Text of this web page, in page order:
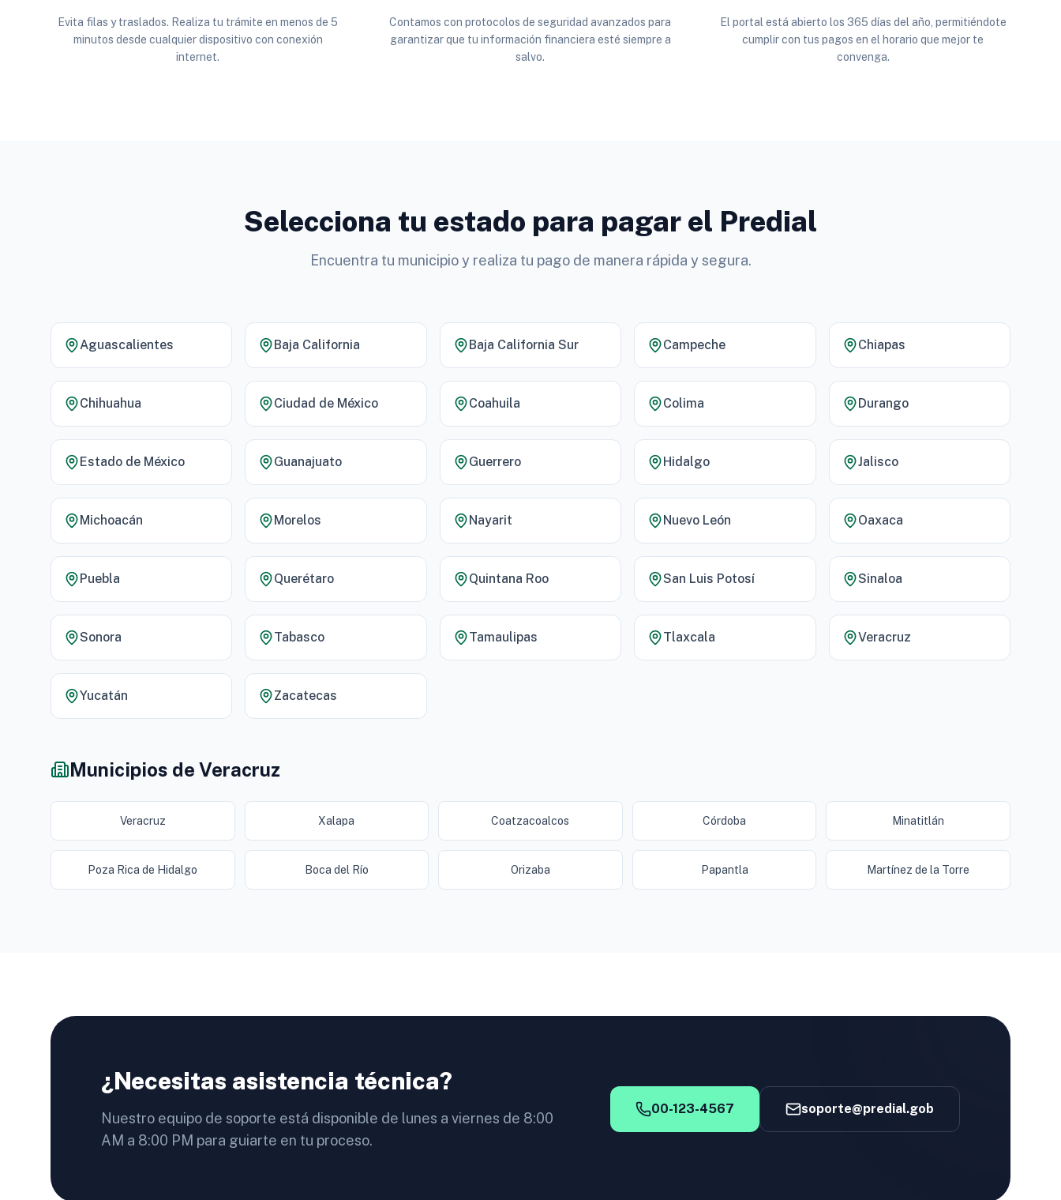
Evita filas y traslados. Realiza tu trámite en menos de 5
minutos desde cualquier dispositivo con conexión
internet.
Contamos con protocolos de seguridad avanzados para
garantizar que tu información financiera esté siempre a
salvo.
El portal está abierto los 365 días del año, permitiéndote
cumplir con tus pagos en el horario que mejor te
convenga.
Selecciona tu estado para pagar el Predial
Encuentra tu municipio y realiza tu pago de manera rápida y segura.
Aguascalientes Baja California Baja California Sur Campeche Chiapas
Chihuahua Ciudad de México Coahuila Colima Durango
Estado de México Guanajuato Guerrero Hidalgo Jalisco
Michoacán Morelos Nayarit Nuevo León Oaxaca
Puebla Querétaro Quintana Roo San Luis Potosí Sinaloa
Sonora Tabasco Tamaulipas Tlaxcala Veracruz
Yucatán Zacatecas
Municipios de Veracruz
Veracruz Xalapa Coatzacoalcos Córdoba Minatitlán
Poza Rica de Hidalgo Boca del Río Orizaba Papantla Martínez de la Torre
¿Necesitas asistencia técnica?
Nuestro equipo de soporte está disponible de lunes a viernes de 8:00
AM a 8:00 PM para guiarte en tu proceso.
00-123-4567 soporte@predial.gob